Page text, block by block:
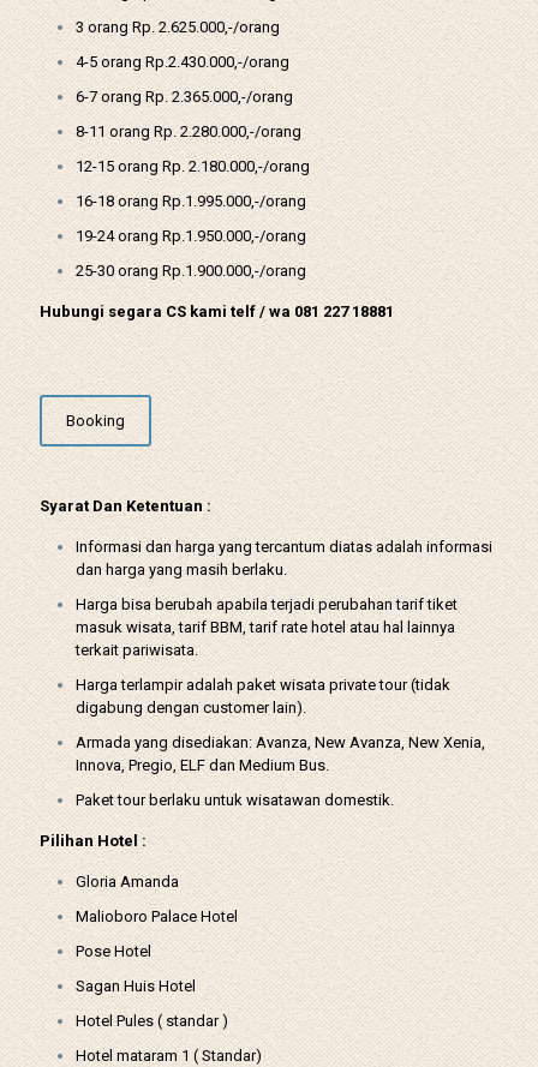
3 orang Rp. 2.625.000,-/orang
4-5 orang Rp.2.430.000,-/orang
6-7 orang Rp. 2.365.000,-/orang
8-11 orang Rp. 2.280.000,-/orang
12-15 orang Rp. 2.180.000,-/orang
16-18 orang Rp.1.995.000,-/orang
19-24 orang Rp.1.950.000,-/orang
25-30 orang Rp.1.900.000,-/orang
Hubungi segara CS kami telf / wa 081 227 18881
Booking
Syarat Dan Ketentuan :
Informasi dan harga yang tercantum diatas adalah informasi
dan harga yang masih berlaku.
Harga bisa berubah apabila terjadi perubahan tarif tiket
masuk wisata, tarif BBM, tarif rate hotel atau hal lainnya
terkait pariwisata.
Harga terlampir adalah paket wisata private tour (tidak
digabung dengan customer lain).
Armada yang disediakan: Avanza, New Avanza, New Xenia,
Innova, Pregio, ELF dan Medium Bus.
Paket tour berlaku untuk wisatawan domestik.
Pilihan Hotel :
Gloria Amanda
Malioboro Palace Hotel
Pose Hotel
Sagan Huis Hotel
Hotel Pules ( standar )
Hotel mataram 1 ( Standar)